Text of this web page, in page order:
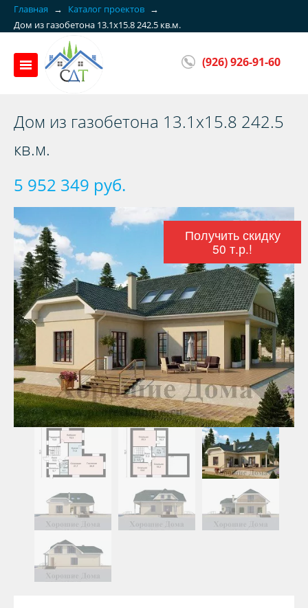
Главная → Каталог проектов →
Дом из газобетона 13.1x15.8 242.5 кв.м.
(926) 926-91-60
Дом из газобетона 13.1x15.8 242.5
кв.м.
5 952 349 руб.
Получить скидку
50 т.р.!